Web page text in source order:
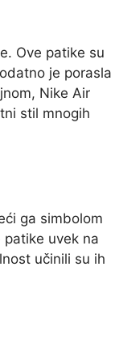
Ove patike su
je porasla
Nike Air
stil mnogih
ga simbolom
uvek na
učinili su ih